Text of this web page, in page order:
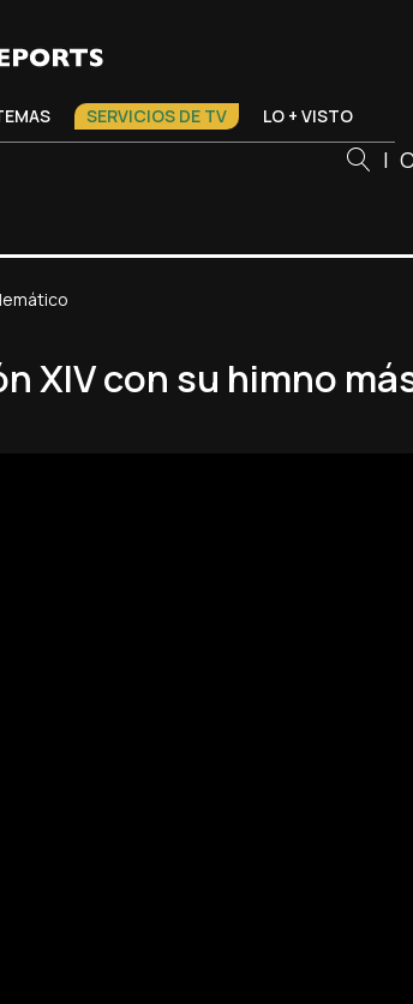
SERVICIOS DE TV LO + VISTO
|
XIV con su himno